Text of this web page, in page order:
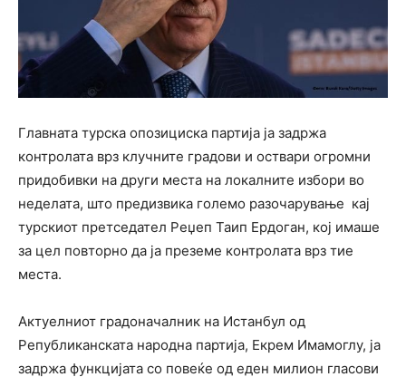
Главната турска опозициска партија ја задржа
контролата врз клучните градови и оствари огромни
придобивки на други места на локалните избори во
неделата, што предизвика големо разочарување кај
турскиот претседател Реџеп Таип Ердоган, кој имаше
за цел повторно да ја преземе контролата врз тие
места.
Актуелниот градоначалник на Истанбул од
Републиканската народна партија, Екрем Имамоглу, ја
задржа функцијата со повеќе од еден милион гласови